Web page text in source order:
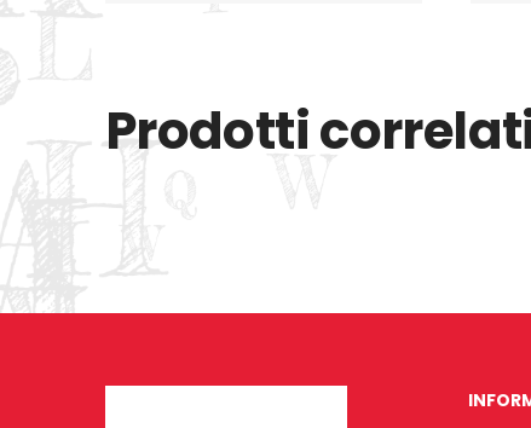
Prodotti